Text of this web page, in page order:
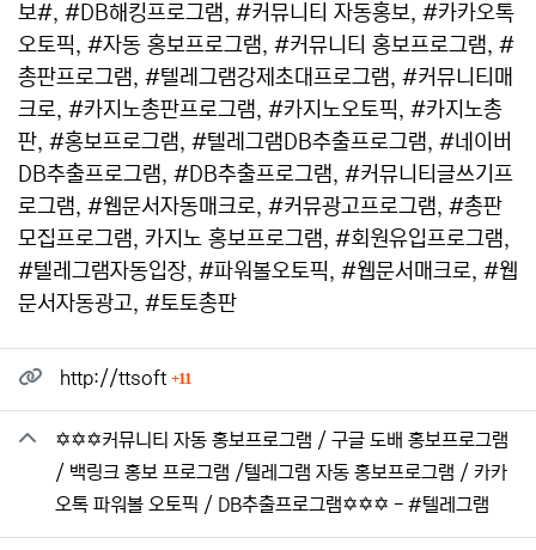
보#, #DB해킹프로그램, #커뮤니티 자동홍보, #카카오톡
오토픽, #자동 홍보프로그램, #커뮤니티 홍보프로그램, #
총판프로그램, #텔레그램강제초대프로그램, #커뮤니티매
크로, #카지노총판프로그램, #카지노오토픽, #카지노총
판, #홍보프로그램, #텔레그램DB추출프로그램, #네이버
DB추출프로그램, #DB추출프로그램, #커뮤니티글쓰기프
로그램, #웹문서자동매크로, #커뮤광고프로그램, #총판
모집프로그램, 카지노 홍보프로그램, #회원유입프로그램,
#텔레그램자동입장, #파워볼오토픽, #웹문서매크로, #웹
문서자동광고, #토토총판
관련자료http://ttsoft 11
✡️✡️✡️커뮤니티 자동 홍보프로그램 / 구글 도배 홍보프로그램
/ 백링크 홍보 프로그램 /텔레그램 자동 홍보프로그램 / 카카
오톡 파워볼 오토픽 / DB추출프로그램✡️✡️✡️ - #텔레그램